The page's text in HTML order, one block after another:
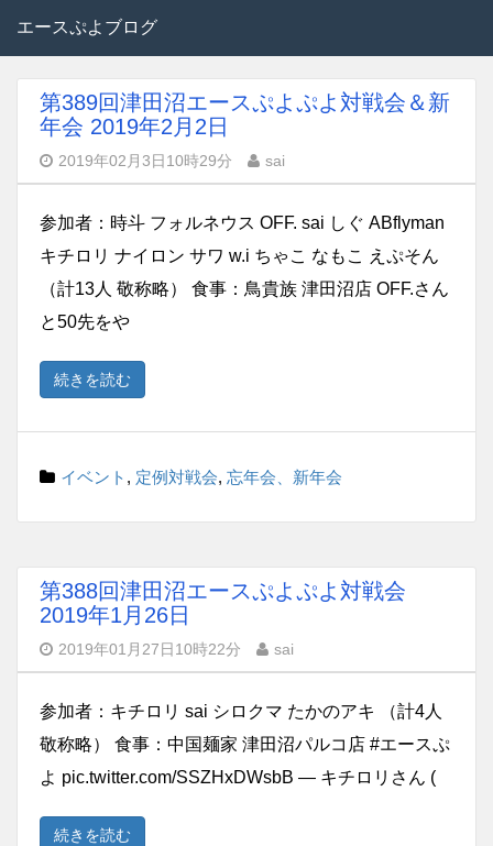
エースぷよブログ
第389回津田沼エースぷよぷよ対戦会＆新
年会 2019年2月2日
2019年02月3日10時29分 sai
参加者：時斗 フォルネウス OFF. sai しぐ ABflyman
キチロリ ナイロン サワ w.i ちゃこ なもこ えぷそん
（計13人 敬称略） 食事：鳥貴族 津田沼店 OFF.さん
と50先をや
続きを読む
イベント , 定例対戦会, 忘年会、新年会
第388回津田沼エースぷよぷよ対戦会
2019年1月26日
2019年01月27日10時22分 sai
参加者：キチロリ sai シロクマ たかのアキ （計4人
敬称略） 食事：中国麺家 津田沼パルコ店 #エースぷ
よ pic.twitter.com/SSZHxDWsbB — キチロリさん (
続きを読む